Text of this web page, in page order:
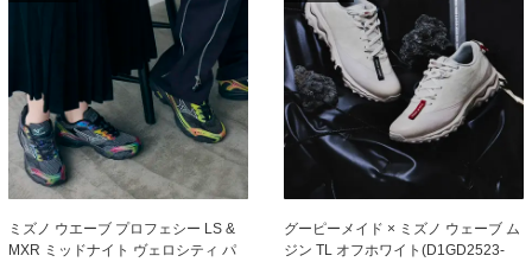
ミズノ ウエーブ プロフェシー LS &
MXR ミッドナイト ヴェロシティ パ
グーピーメイド × ミズノ ウェーブ ム
ジン TL オフホワイト(D1GD2523-